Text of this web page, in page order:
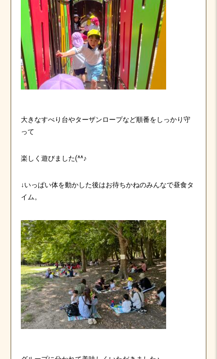
大きなすべり台やターザンロープなど順番をしっかり守
って
楽しく遊びました(^^♪
↓いっぱい体を動かした後はお待ちかねのみんなで昼食タ
イム。